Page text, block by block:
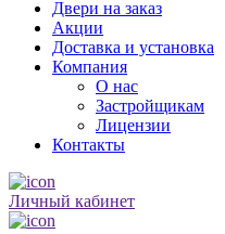
Двери на заказ
Акции
Доставка и установка
Компания
О нас
Застройщикам
Лицензии
Контакты
Личный кабинет